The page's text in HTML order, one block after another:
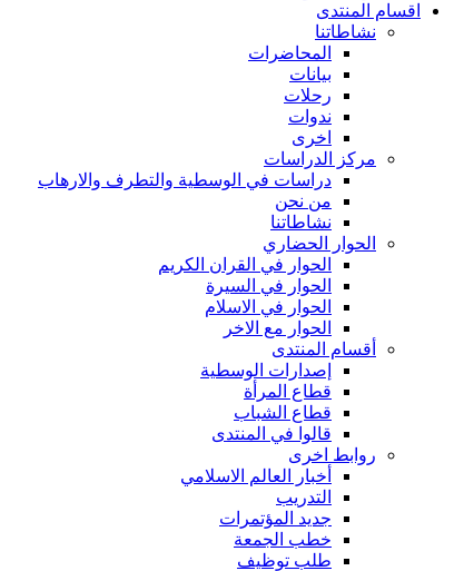
اقسام المنتدى
نشاطاتنا
المحاضرات
بيانات
رحلات
ندوات
اخرى
مركز الدراسات
دراسات في الوسطية والتطرف والارهاب
من نحن
نشاطاتنا
الحوار الحضاري
الحوار في القران الكريم
الحوار في السيرة
الحوار في الاسلام
الحوار مع الاخر
أقسام المنتدى
إصدارات الوسطية
قطاع المرأة
قطاع الشباب
قالوا في المنتدى
روابط اخرى
أخبار العالم الاسلامي
التدريب
جديد المؤتمرات
خطب الجمعة
طلب توظيف